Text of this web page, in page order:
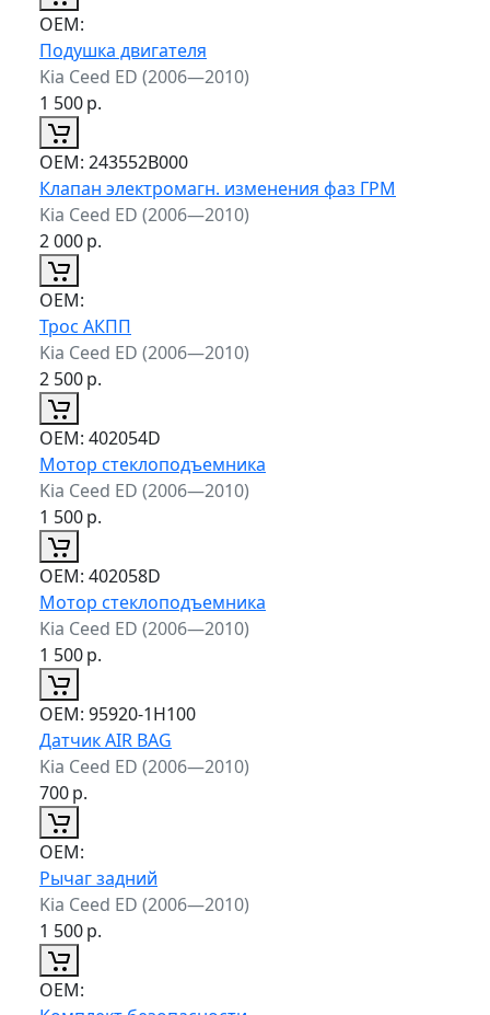
ОЕМ:
Подушка двигателя
Kia Ceed ED (2006—2010)
1 500р.
ОЕМ: 243552B000
Клапан электромагн. изменения фаз ГРМ
Kia Ceed ED (2006—2010)
2 000р.
ОЕМ:
Трос АКПП
Kia Ceed ED (2006—2010)
2 500р.
ОЕМ: 402054D
Мотор стеклоподъемника
Kia Ceed ED (2006—2010)
1 500р.
ОЕМ: 402058D
Мотор стеклоподъемника
Kia Ceed ED (2006—2010)
1 500р.
ОЕМ: 95920-1H100
Датчик AIR BAG
Kia Ceed ED (2006—2010)
700р.
ОЕМ:
Рычаг задний
Kia Ceed ED (2006—2010)
1 500р.
ОЕМ: